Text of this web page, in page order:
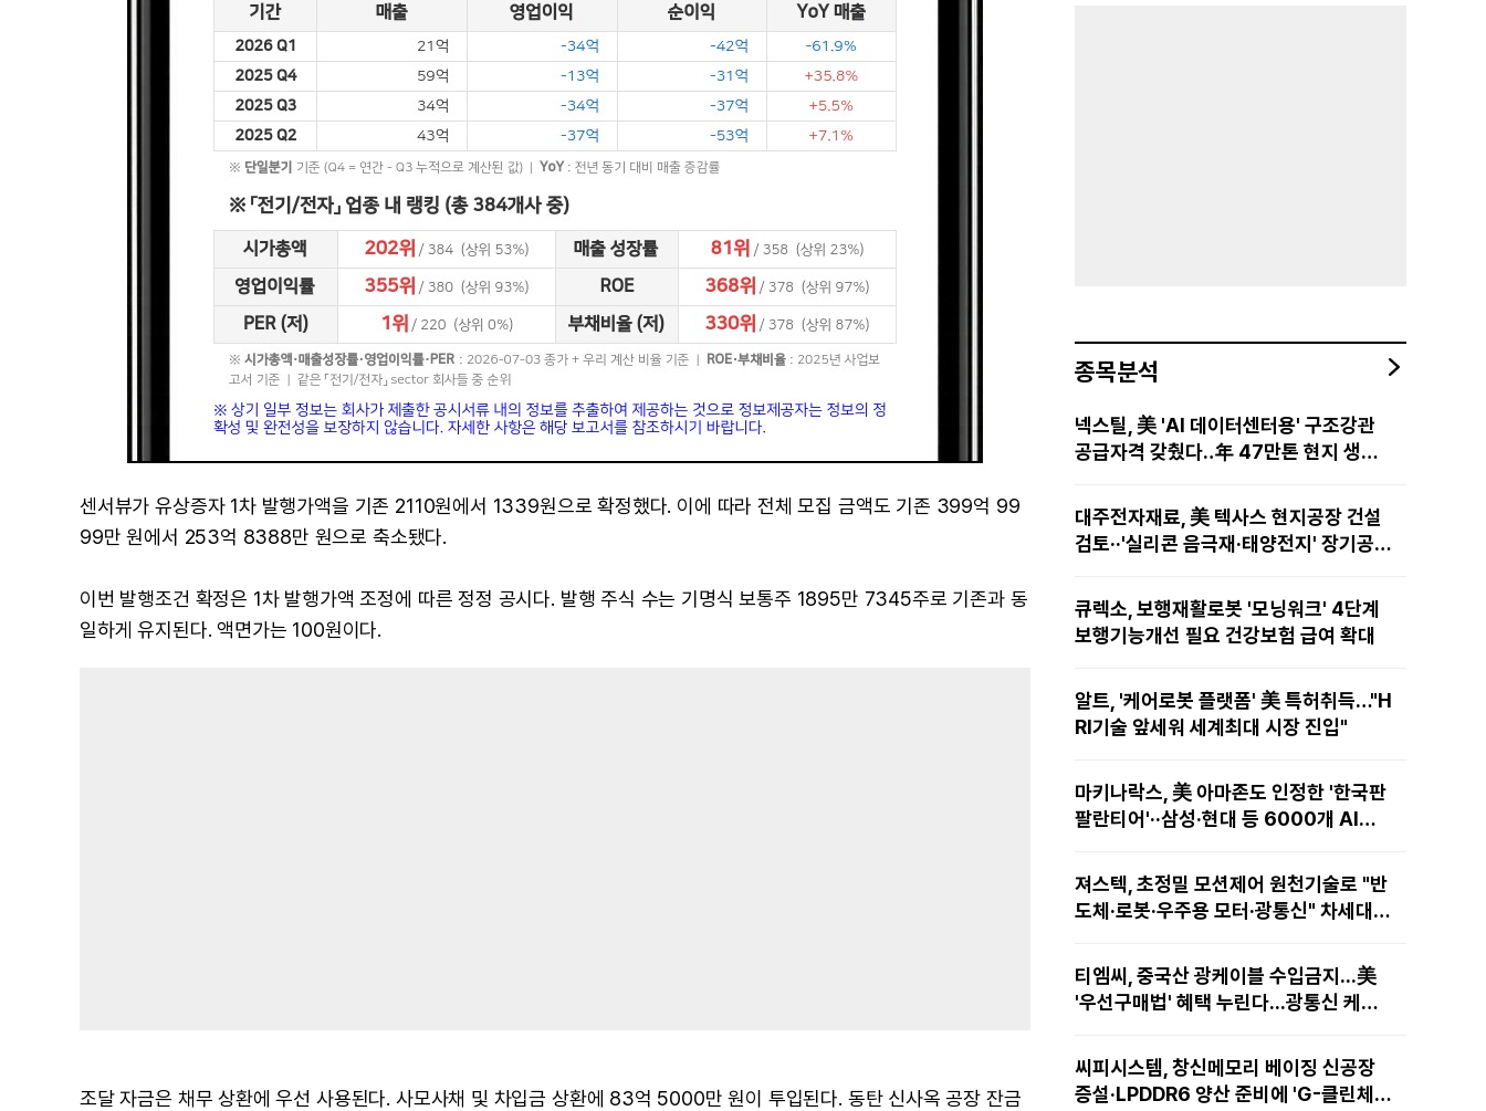
센서뷰가 유상증자 1차 발행가액을 기존 2110원에서 1339원으로 확정했다. 이에 따라 전체 모집 금액도 기존 399억 99
99만 원에서 253억 8388만 원으로 축소됐다.
이번 발행조건 확정은 1차 발행가액 조정에 따른 정정 공시다. 발행 주식 수는 기명식 보통주 1895만 7345주로 기존과 동
일하게 유지된다. 액면가는 100원이다.
조달 자금은 채무 상환에 우선 사용된다. 사모사채 및 차입금 상환에 83억 5000만 원이 투입된다. 동탄 신사옥 공장 잔금
종목분석
넥스틸, 美 'AI 데이터센터용' 구조강관
공급자격 갖췄다‥年 47만톤 현지 생산
대주전자재료, 美 텍사스 현지공장 건설
검토··'실리콘 음극재·태양전지' 장기공급
큐렉소, 보행재활로봇 '모닝워크' 4단계
보행기능개선 필요 건강보험 급여 확대
알트, '케어로봇 플랫폼' 美 특허취득…"H
RI기술 앞세워 세계최대 시장 진입"
마키나락스, 美 아마존도 인정한 '한국판
팔란티어'··삼성·현대 등 6000개 AI모
져스텍, 초정밀 모션제어 원천기술로 "반
도체·로봇·우주용 모터·광통신" 차세대
티엠씨, 중국산 광케이블 수입금지...美
'우선구매법' 혜택 누린다...광통신 케이
씨피시스템, 창신메모리 베이징 신공장
증설·LPDDR6 양산 준비에 'G-클린체